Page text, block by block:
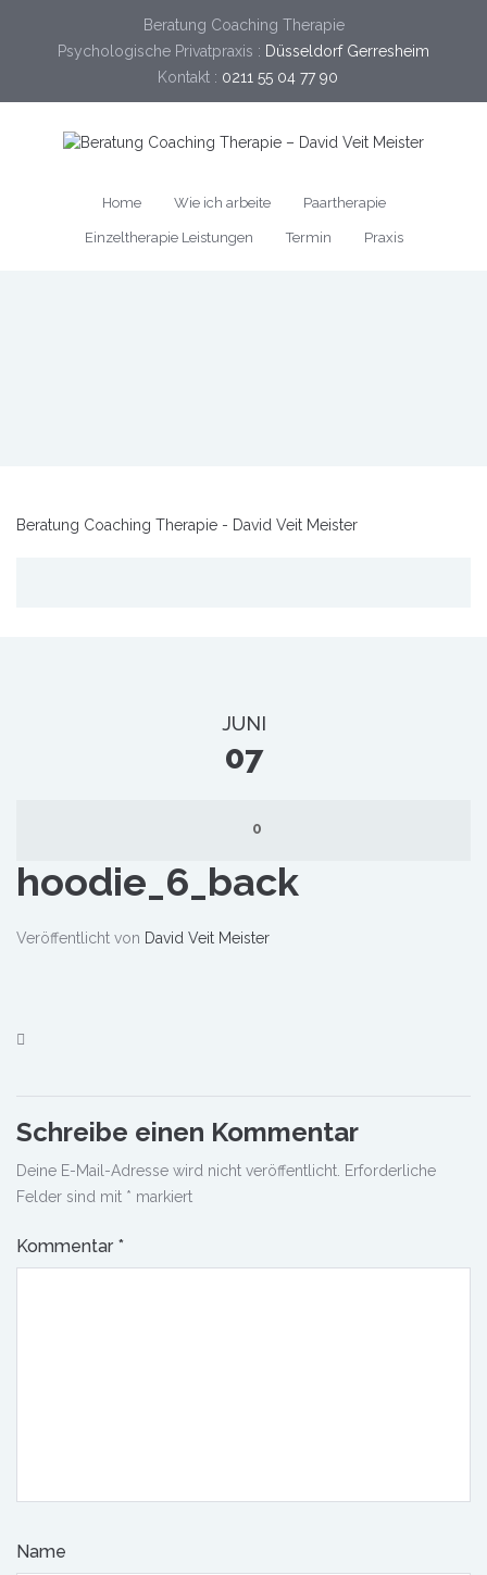
Beratung Coaching Therapie
Psychologische Privatpraxis : Düsseldorf Gerresheim
Kontakt : 0211 55 04 77 90
Home Wie ich arbeite Paartherapie
Einzeltherapie Leistungen Termin Praxis
Beratung Coaching Therapie - David Veit Meister
JUNI
07
0
hoodie_6_back
Veröffentlicht von David Veit Meister
Schreibe einen Kommentar
Deine E-Mail-Adresse wird nicht veröffentlicht. Erforderliche
Felder sind mit * markiert
Kommentar *
Name